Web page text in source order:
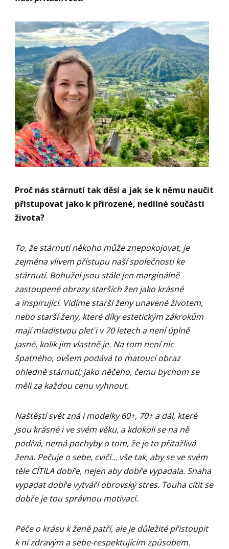
Proč nás stárnutí tak děsí a jak se k němu naučit
přistupovat jako k přirozené, nedílné součásti
života?
To, že stárnutí někoho může znepokojovat, je
zejména vlivem přístupu naší společnosti ke
stárnutí. Bohužel jsou stále jen marginálně
zastoupené obrazy starších žen jako krásné
a inspirující. Vidíme starší ženy unavené životem,
nebo starší ženy, které díky estetickým zákrokům
mají mladistvou pleť i v 70 letech a není úplně
jasné, kolik jim vlastně je. Na tom není nic
špatného, ovšem podává to matoucí obraz
ohledně stárnutí; jako něčeho, čemu bychom se
měli za každou cenu vyhnout.
Naštěstí svět zná i modelky 60+, 70+ a dál, které
jsou krásné i ve svém věku, a kdokoli se na ně
podívá, nemá pochyby o tom, že je to přitažlivá
žena. Pečuje o sebe, cvičí… vše tak, aby se ve svém
těle CÍTILA dobře, nejen aby dobře vypadala. Snaha
vypadat dobře vytváří obrovský stres. Touha cítit se
dobře je tou správnou motivací.
Péče o krásu k ženě patří, ale je důležité přistoupit
k ní zdravým a sebe-respektujícím způsobem.